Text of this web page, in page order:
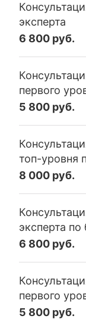
эксперта
6 800 руб.
первого
5 800 руб.
топ-уровня
8 000 руб.
эксперта
6 800 руб.
первого
5 800 руб.